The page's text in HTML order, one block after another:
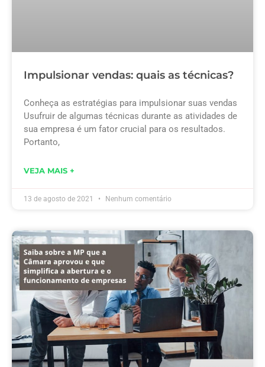
Impulsionar vendas: quais as técnicas?
Conheça as estratégias para impulsionar suas vendas
Usufruir de algumas técnicas durante as atividades de
sua empresa é um fator crucial para os resultados.
Portanto,
VEJA MAIS +
13 de agosto de 2021 Nenhum comentário